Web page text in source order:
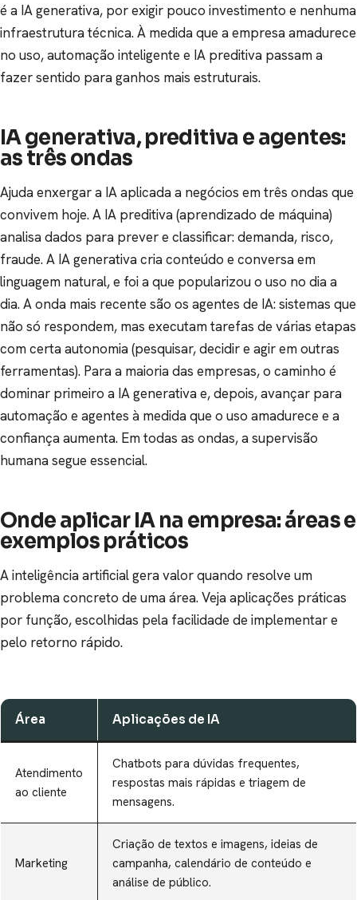
é a IA generativa, por exigir pouco investimento e nenhuma
infraestrutura técnica. À medida que a empresa amadurece
no uso, automação inteligente e IA preditiva passam a
fazer sentido para ganhos mais estruturais.
IA generativa, preditiva e agentes:
as três ondas
Ajuda enxergar a IA aplicada a negócios em três ondas que
convivem hoje. A IA preditiva (aprendizado de máquina)
analisa dados para prever e classificar: demanda, risco,
fraude. A IA generativa cria conteúdo e conversa em
linguagem natural, e foi a que popularizou o uso no dia a
dia. A onda mais recente são os agentes de IA: sistemas que
não só respondem, mas executam tarefas de várias etapas
com certa autonomia (pesquisar, decidir e agir em outras
ferramentas). Para a maioria das empresas, o caminho é
dominar primeiro a IA generativa e, depois, avançar para
automação e agentes à medida que o uso amadurece e a
confiança aumenta. Em todas as ondas, a supervisão
humana segue essencial.
Onde aplicar IA na empresa: áreas e
exemplos práticos
A inteligência artificial gera valor quando resolve um
problema concreto de uma área. Veja aplicações práticas
por função, escolhidas pela facilidade de implementar e
pelo retorno rápido.
Área Aplicações de IA
Atendimento
ao cliente
Chatbots para dúvidas frequentes,
respostas mais rápidas e triagem de
mensagens.
Marketing
Criação de textos e imagens, ideias de
campanha, calendário de conteúdo e
análise de público.